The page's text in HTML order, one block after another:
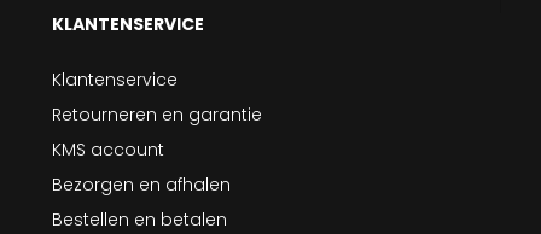
KLANTENSERVICE
Klantenservice
Retourneren en garantie
KMS account
Bezorgen en afhalen
Bestellen en betalen